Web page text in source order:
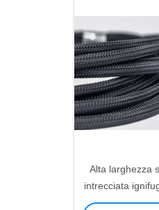
Alta larghezza
intrecciata
di nylon per il